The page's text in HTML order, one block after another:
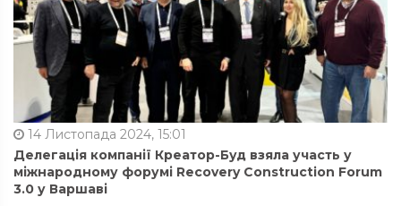
14 Листопада 2024, 15:01
Делегація компанії Креатор-Буд взяла участь у
міжнародному форумі Recovery Construction Forum
3.0 у Варшаві